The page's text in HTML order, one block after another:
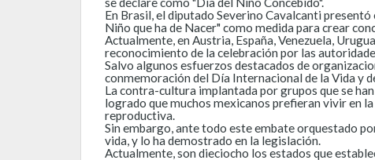
En Brasil, el diputado Severino Cavalcanti
Niño que ha de Nacer" como medida para crear
Actualmente, en Austria, España, Venezuela,
reconocimiento de la celebración por las
Salvo algunos esfuerzos destacados de
conmemoración del Día Internacional de la Vida y
La contra-cultura implantada por grupos que se
logrado que muchos mexicanos prefieran vivir en
reproductiva.
Sin embargo, ante todo este embate orquestado
vida, y lo ha demostrado en la legislación.
Actualmente, son dieciocho los estados que